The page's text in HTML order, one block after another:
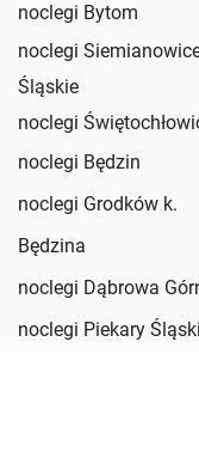
noclegi Bytom
noclegi
Śląskie
noclegi
noclegi Będzin
noclegi Grodków k.
Będzina
noclegi Dąbrowa
noclegi Piekary